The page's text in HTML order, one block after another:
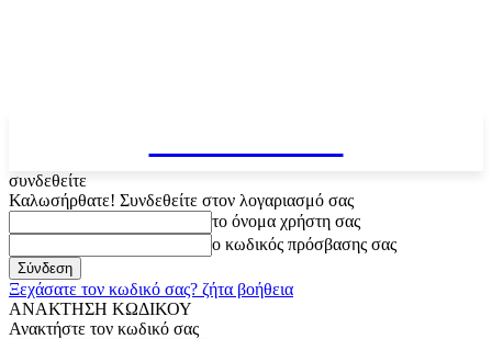
συνδεθείτε
Καλωσήρθατε! Συνδεθείτε στον λογαριασμό σας
το όνομα χρήστη σας
ο κωδικός πρόσβασης σας
Ξεχάσατε τον κωδικό σας? ζήτα βοήθεια
ΑΝΑΚΤΗΣΗ ΚΩΔΙΚΟΥ
Ανακτήστε τον κωδικό σας